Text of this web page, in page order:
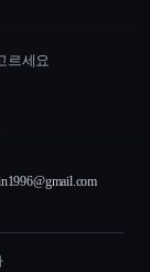
르세요